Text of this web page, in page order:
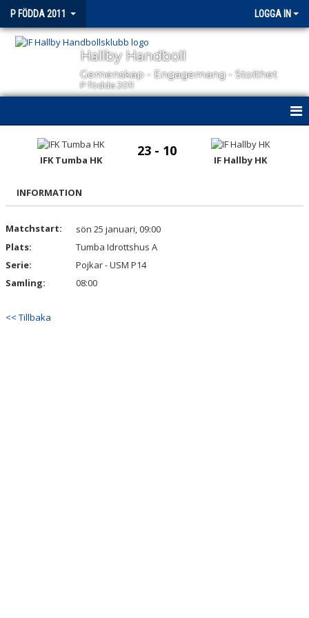
P FÖDDA 2011 LOGGA IN
Hallby Handboll
Gemenskap - Engagemang - Stolthet
P födda 2011
KALENDER
MATCHER
BILDGALLERI
DOKUMENT
IFK Tumba HK
23 - 10
IF Hallby HK
INFORMATION
Matchstart:
sön 25 januari, 09:00
Plats:
Tumba Idrottshus A
Serie:
Pojkar - USM P14
Samling:
08:00
<< Tillbaka